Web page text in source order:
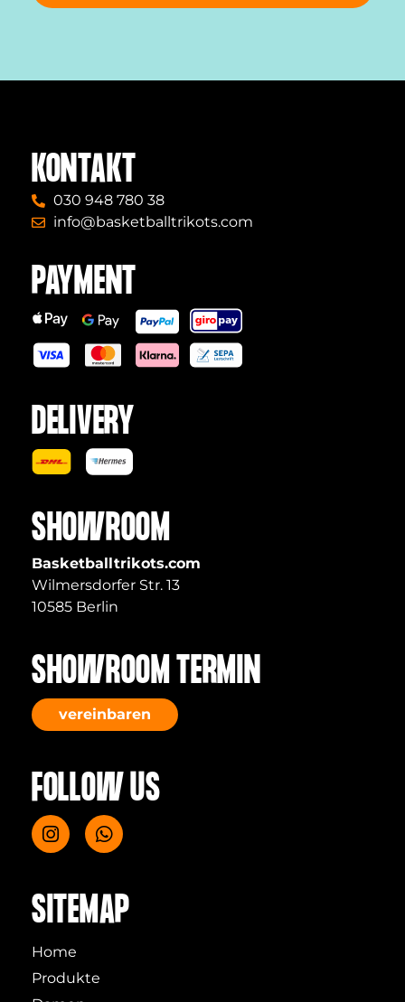
KONTAKT
030 948 780 38
info@basketballtrikots.com
PAYMENT
DELIVERY
SHOWROOM
Basketballtrikots.com
Wilmersdorfer Str. 13
10585 Berlin
SHOWROOM TERMIN
vereinbaren
FOLLOW US
SITEMAP
Home
Produkte